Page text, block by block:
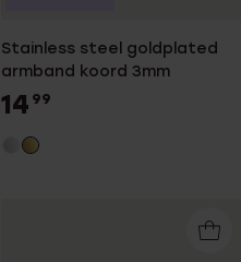
Stainless steel goldplated
armband koord 3mm
14 99